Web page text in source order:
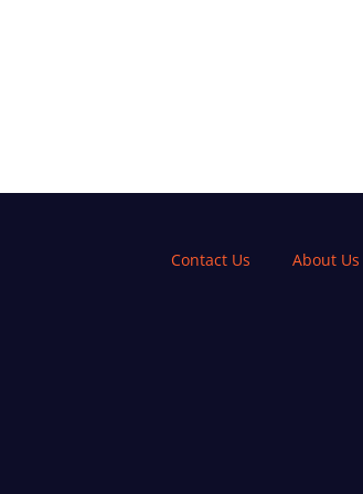
Contact Us About Us